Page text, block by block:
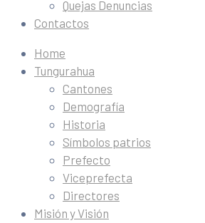
Quejas Denuncias
Contactos
Home
Tungurahua
Cantones
Demografía
Historia
Símbolos patrios
Prefecto
Viceprefecta
Directores
Misión y Visión